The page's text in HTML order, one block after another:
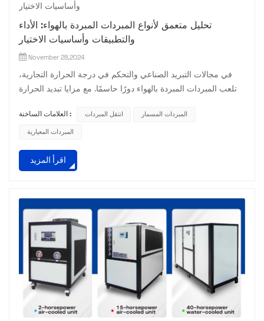
تحليل متعمق لأنواع المبردات المبردة بالهواء: الأداء
والتطبيقات وأساسيات الاختيار
November 28,2024
في مجالات التبريد الصناعي والتحكم في درجة الحرارة التجارية،
تلعب المبردات المبردة بالهواء دورًا حاسمًا. مع مزايا تبديد الحرارة
ظروف العمل. دعونا اليوم نتعمق في أنواع المبردات المبردة بالهواء
العلامات الساخنة : انتقل المبردات المبردات المسمار
المبردات المعيارية
اقرأ المزيد